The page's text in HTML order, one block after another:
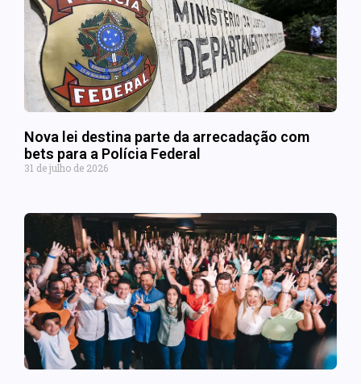
Nova lei destina parte da arrecadação com
bets para a Polícia Federal
31 de julho de 2026